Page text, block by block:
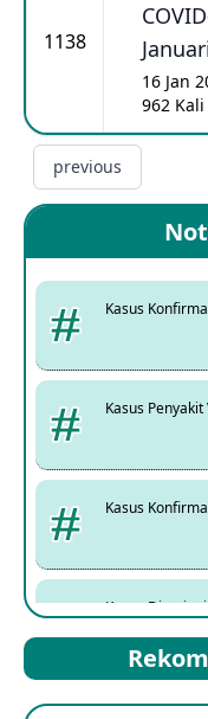
1138
16 Jan
962 Kali
previous
Kasus
Kasus
Kasus
Kasus
Mpox Clade 1b